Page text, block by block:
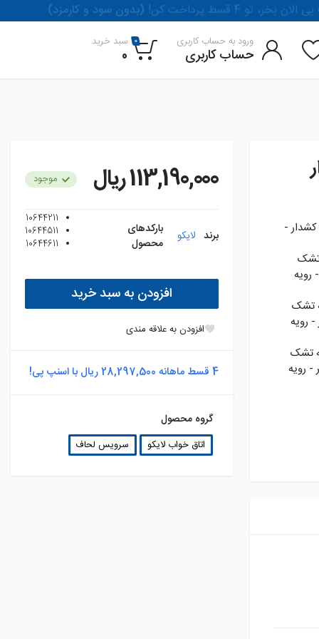
(بدون سود و کارمزد) بخر، تو 4 قسط پرداخت کن
ورود به حساب کاربری
حساب کاربری
0 سبد خرید
0
-
- رويه تشک
- رويه
- رويه تشک
سانتيمتر - رويه
- رويه تشک
سانتيمتر - رويه
113,190,000 ريال موجود
برند لایکو
بارکدهای
محصول
10644211
10644511
10644611
افزودن به سبد خرید
افزودن به علاقه مندی
4 قسط ماهانه 28,297,500 ریال با اسنپ پی!
گروه محصول
اتاق خواب لایکو سرویس لحاف